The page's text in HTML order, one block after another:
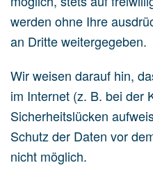
werden ohne Ihre
an Dritte weitergegeben.
Wir weisen darauf hin,
im Internet (z. B. bei der
Sicherheitslücken
Schutz der Daten vor
nicht möglich.